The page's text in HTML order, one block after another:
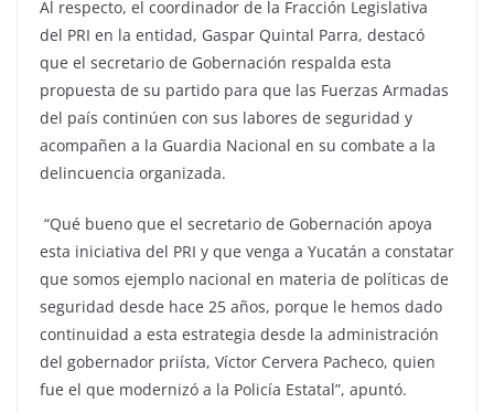
Al respecto, el coordinador de la Fracción Legislativa
del PRI en la entidad, Gaspar Quintal Parra, destacó
que el secretario de Gobernación respalda esta
propuesta de su partido para que las Fuerzas Armadas
del país continúen con sus labores de seguridad y
acompañen a la Guardia Nacional en su combate a la
delincuencia organizada.
“Qué bueno que el secretario de Gobernación apoya
esta iniciativa del PRI y que venga a Yucatán a constatar
que somos ejemplo nacional en materia de políticas de
seguridad desde hace 25 años, porque le hemos dado
continuidad a esta estrategia desde la administración
del gobernador priísta, Víctor Cervera Pacheco, quien
fue el que modernizó a la Policía Estatal”, apuntó.